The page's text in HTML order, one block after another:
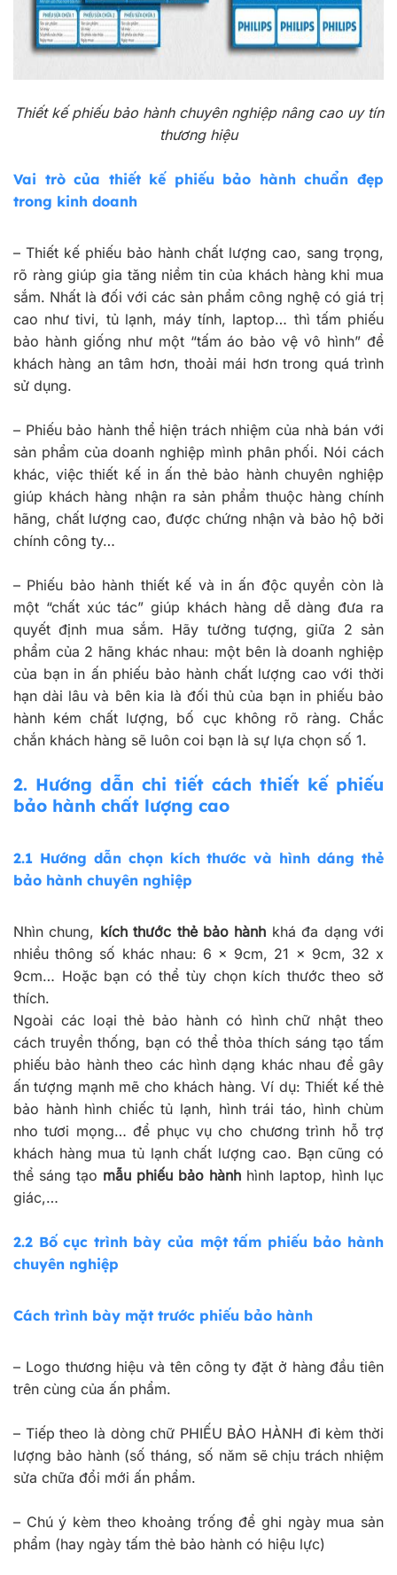
Thiết kế phiếu bảo hành chuyên nghiệp nâng cao uy tín
thương hiệu
Vai trò của thiết kế phiếu bảo hành chuẩn đẹp
trong kinh doanh
– Thiết kế phiếu bảo hành chất lượng cao, sang trọng,
rõ ràng giúp gia tăng niềm tin của khách hàng khi mua
sắm. Nhất là đối với các sản phẩm công nghệ có giá trị
cao như tivi, tủ lạnh, máy tính, laptop… thì tấm phiếu
bảo hành giống như một “tấm áo bảo vệ vô hình” để
khách hàng an tâm hơn, thoải mái hơn trong quá trình
sử dụng.
– Phiếu bảo hành thể hiện trách nhiệm của nhà bán với
sản phẩm của doanh nghiệp mình phân phối. Nói cách
khác, việc thiết kế in ấn thẻ bảo hành chuyên nghiệp
giúp khách hàng nhận ra sản phẩm thuộc hàng chính
hãng, chất lượng cao, được chứng nhận và bảo hộ bởi
chính công ty…
– Phiếu bảo hành thiết kế và in ấn độc quyền còn là
một “chất xúc tác” giúp khách hàng dễ dàng đưa ra
quyết định mua sắm. Hãy tưởng tượng, giữa 2 sản
phẩm của 2 hãng khác nhau: một bên là doanh nghiệp
của bạn in ấn phiếu bảo hành chất lượng cao với thời
hạn dài lâu và bên kia là đối thủ của bạn in phiếu bảo
hành kém chất lượng, bố cục không rõ ràng. Chắc
chắn khách hàng sẽ luôn coi bạn là sự lựa chọn số 1.
2. Hướng dẫn chi tiết cách thiết kế phiếu
bảo hành chất lượng cao
2.1 Hướng dẫn chọn kích thước và hình dáng thẻ
bảo hành chuyên nghiệp
Nhìn chung, kích thước thẻ bảo hành khá đa dạng với
nhiều thông số khác nhau: 6 x 9cm, 21 x 9cm, 32 x
9cm… Hoặc bạn có thể tùy chọn kích thước theo sở
thích.
Ngoài các loại thẻ bảo hành có hình chữ nhật theo
cách truyền thống, bạn có thể thỏa thích sáng tạo tấm
phiếu bảo hành theo các hình dạng khác nhau để gây
ấn tượng mạnh mẽ cho khách hàng. Ví dụ: Thiết kế thẻ
bảo hành hình chiếc tủ lạnh, hình trái táo, hình chùm
nho tươi mọng… để phục vụ cho chương trình hỗ trợ
khách hàng mua tủ lạnh chất lượng cao. Bạn cũng có
thể sáng tạo mẫu phiếu bảo hành hình laptop, hình lục
giác,…
2.2 Bố cục trình bày của một tấm phiếu bảo hành
chuyên nghiệp
Cách trình bày mặt trước phiếu bảo hành
– Logo thương hiệu và tên công ty đặt ở hàng đầu tiên
trên cùng của ấn phẩm.
– Tiếp theo là dòng chữ PHIẾU BẢO HÀNH đi kèm thời
lượng bảo hành (số tháng, số năm sẽ chịu trách nhiệm
sửa chữa đổi mới ấn phẩm.
– Chú ý kèm theo khoảng trống để ghi ngày mua sản
phẩm (hay ngày tấm thẻ bảo hành có hiệu lực)